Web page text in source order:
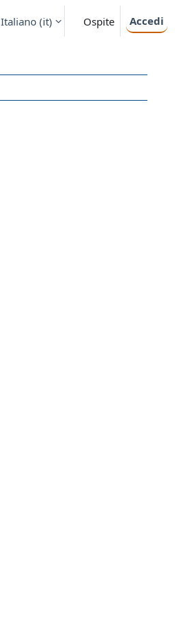
Italiano ‎(it)‎ Ospite Accedi